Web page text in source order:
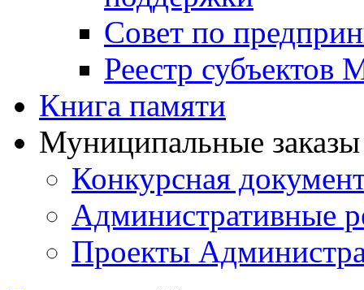
Совет по
Реестр
Книга памяти
Муниципальные
Конкурсная
Административные
Проекты